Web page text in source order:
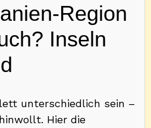
Region
Inseln
unterschiedlich sein –
Hier die